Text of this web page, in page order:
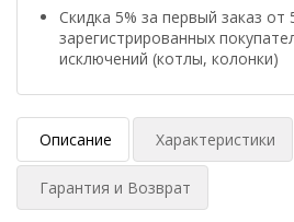
Скидка 5% за первый заказ от
зарегистрированных
исключений (котлы, колонки)
Описание Характеристики
Гарантия и Возврат